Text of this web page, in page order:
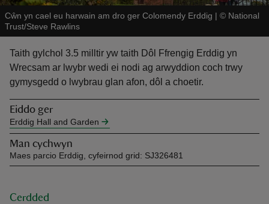
Cŵn yn cael eu harwain am dro ger Colomendy Erddig | © National
Trust/Steve Rawlins
Taith gylchol 3.5 milltir yw taith Dôl Ffrengig Erddig yn
Wrecsam ar lwybr wedi ei nodi ag arwyddion coch trwy
gymysgedd o lwybrau glan afon, dôl a choetir.
Eiddo ger
Erddig Hall and Garden
Man cychwyn
Maes parcio Erddig, cyfeirnod grid: SJ326481
Cerdded